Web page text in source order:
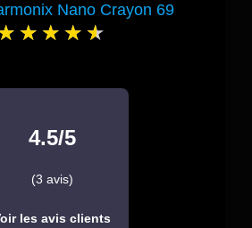
Nano Crayon 69
4.5/5
(3 avis)
les avis clients